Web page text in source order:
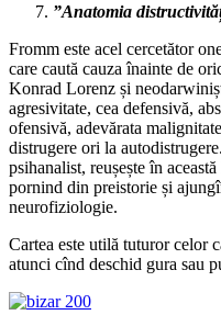
”Anatomia
Fromm este acel cercetător
care caută cauza înainte de
Konrad Lorenz și
agresivitate, cea defensivă,
ofensivă, adevărata
distrugere ori la
psihanalist, reușește în
pornind din preistorie și
neurofiziologie.
Cartea este utilă tuturor celor
atunci cînd deschid gura sau